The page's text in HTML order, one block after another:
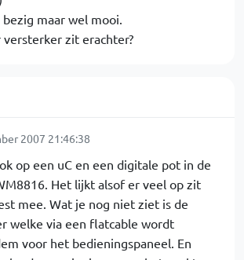
maar wel mooi.
zit erachter?
2007 21:46:38
op een uC en een digitale pot in de
Het lijkt alsof er veel op zit
mee. Wat je nog niet ziet is de
welke via een flatcable wordt
voor het bedieningspaneel. En